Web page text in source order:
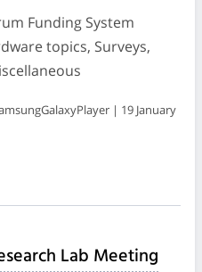
Funding System
topics, Surveys,
| 19 January
Lab Meeting